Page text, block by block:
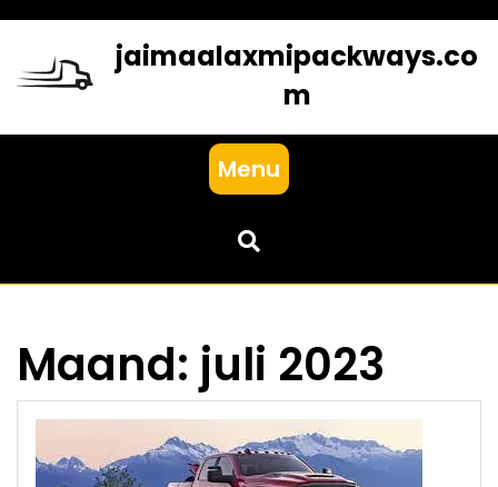
content
jaimaalaxmipackways.co
m
Menu
Maand: juli 2023